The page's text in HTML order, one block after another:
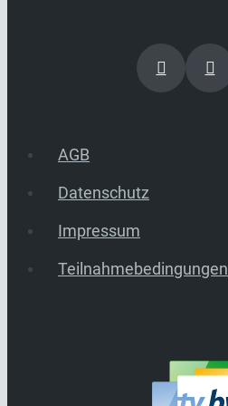
AGB
Datenschutz
Impressum
Teilnahmebedingungen